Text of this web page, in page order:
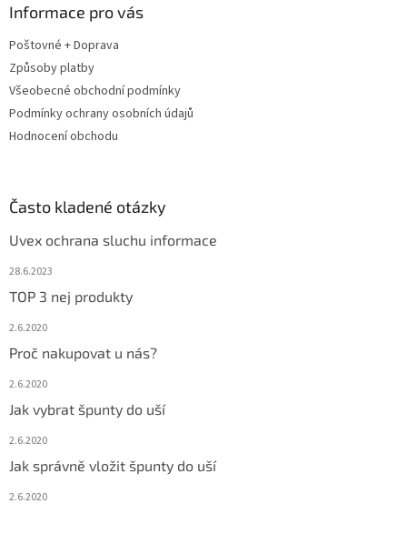
Informace pro vás
Poštovné + Doprava
Způsoby platby
Všeobecné obchodní podmínky
Podmínky ochrany osobních údajů
Hodnocení obchodu
Často kladené otázky
Uvex ochrana sluchu informace
28.6.2023
TOP 3 nej produkty
2.6.2020
Proč nakupovat u nás?
2.6.2020
Jak vybrat špunty do uší
2.6.2020
Jak správně vložit špunty do uší
2.6.2020